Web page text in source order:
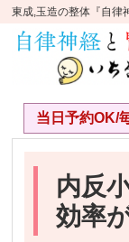
東成,玉造の整体『自律
当日予約OK/
内反
効率